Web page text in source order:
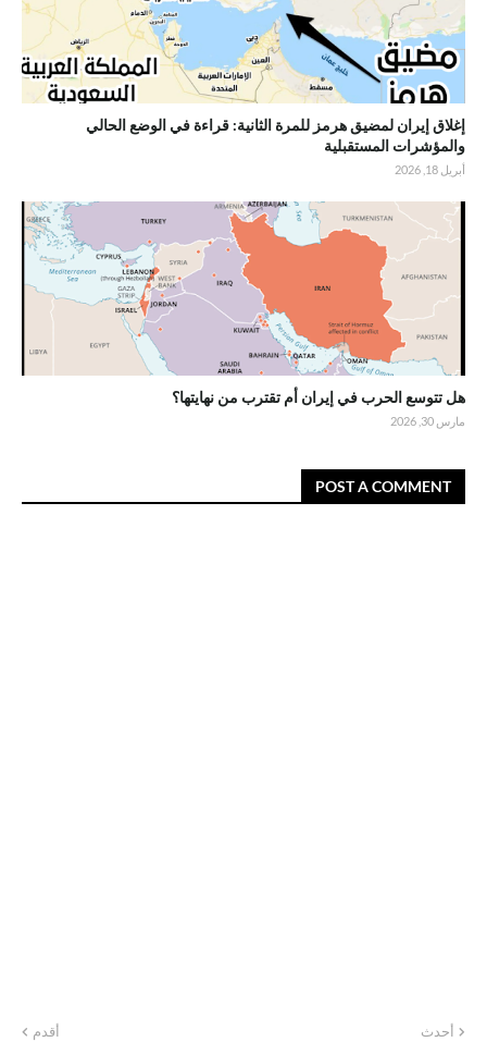
إغلاق إيران لمضيق هرمز للمرة الثانية: قراءة في الوضع الحالي
والمؤشرات المستقبلية
أبريل 18, 2026
هل تتوسع الحرب في إيران أم تقترب من نهايتها؟
مارس 30, 2026
POST A COMMENT
أحدث أقدم